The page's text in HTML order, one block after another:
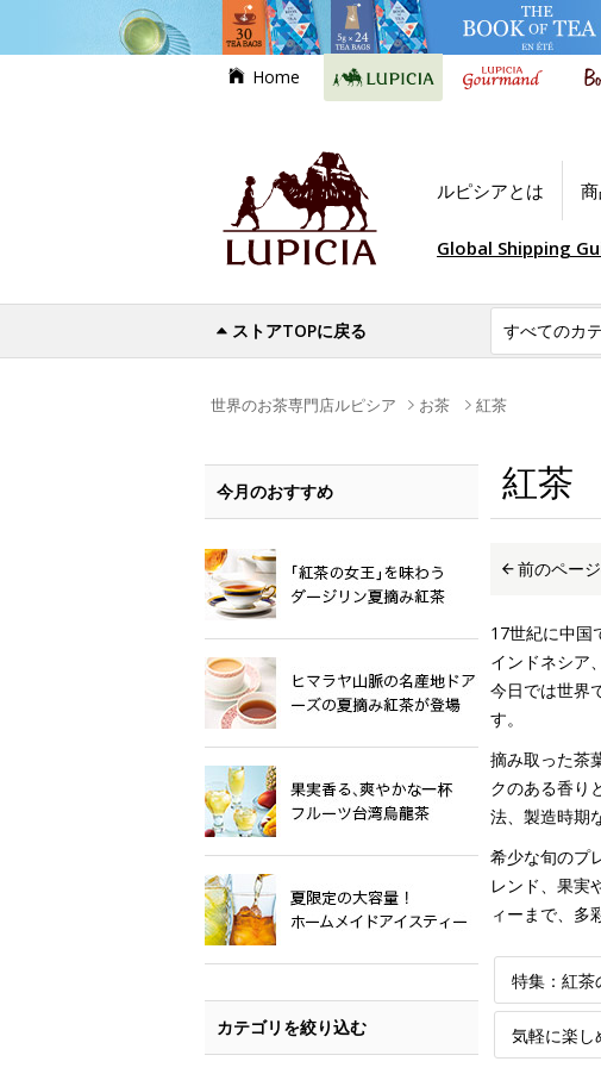
Home
ルピシアとは
Global Shipping
ストアTOPに戻る
世界のお茶専門店ルピシア お茶 紅茶
紅茶
前のペー
17世紀に中国
インドネシア
今日では世界
す。
摘み取った茶
クのある香り
法、製造時期
希少な旬のプ
レンド、果実
ィーまで、多
特集：紅茶
気軽に楽し
今月のおすすめ
カテゴリを絞り込む